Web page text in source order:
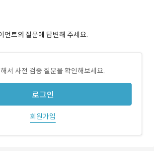
언트의 질문에 답변해 주세요.
서 사전 검증 질문을 확인해보세요.
로그인
회원가입